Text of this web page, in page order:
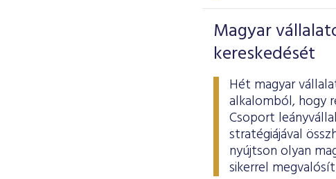
Magyar
kereskedését
Hét magyar
alkalomból, hogy
Csoport
stratégiájával
nyújtson olyan
sikerrel